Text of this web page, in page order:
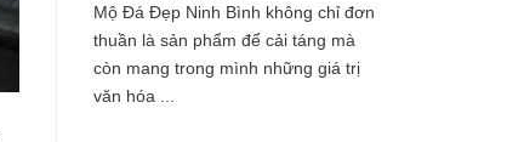
Mộ Đá Đẹp Ninh Bình không chỉ đơn
thuần là sản phẩm để cải táng mà
còn mang trong mình những giá trị
văn hóa ...